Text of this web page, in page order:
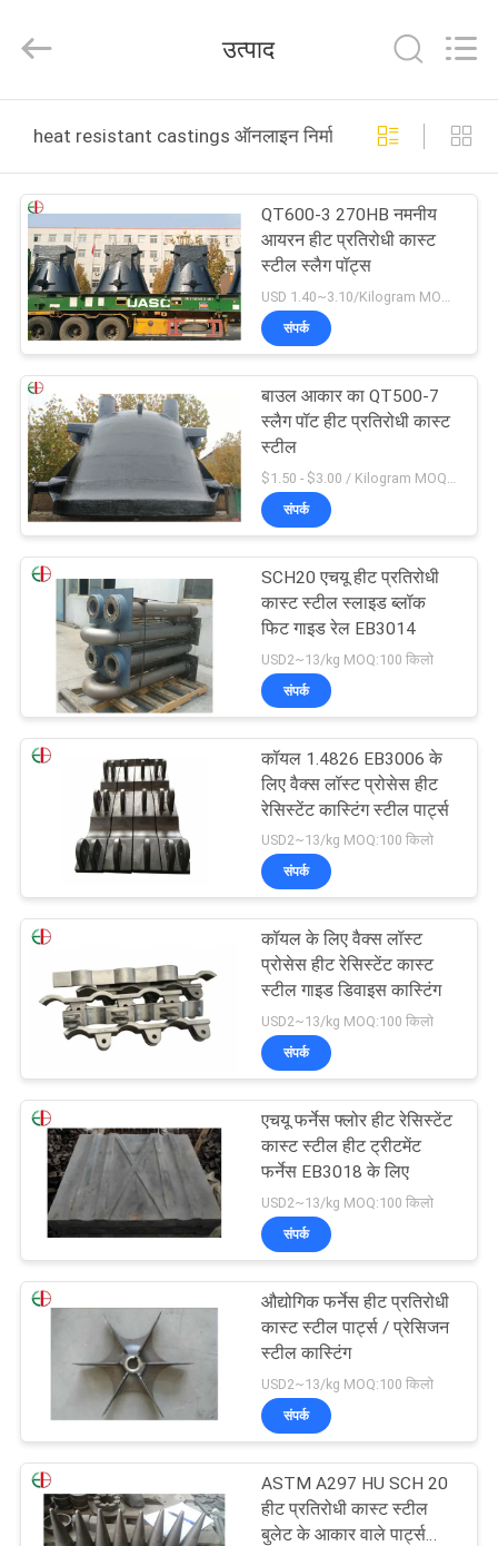
उत्पादों
वीडियो
हमारे
बारे
कारखाना
भ्रमण
गुणवत्ता
नियंत्रण
संपर्क
करें
एक
उद्धरण
विनती
साइटमैप
गोपनीयता
नीति
Casting
All
Reserved.
उत्पाद
heat resistant castings ऑनलाइन निर्माण
QT600-3 270HB नमनीय
आयरन हीट प्रतिरोधी कास्ट
स्टील स्लैग पॉट्स
USD 1.40~3.10/Kilogram MOQ:एक टुकड़ा
संपर्क
बाउल आकार का QT500-7
स्लैग पॉट हीट प्रतिरोधी कास्ट
स्टील
संपर्क
SCH20 एचयू हीट प्रतिरोधी
कास्ट स्टील स्लाइड ब्लॉक
फिट गाइड रेल EB3014
USD2~13/kg MOQ:100 किलो
संपर्क
कॉयल 1.4826 EB3006 के
लिए वैक्स लॉस्ट प्रोसेस हीट
रेसिस्टेंट कास्टिंग स्टील पार्ट्स
USD2~13/kg MOQ:100 किलो
संपर्क
कॉयल के लिए वैक्स लॉस्ट
प्रोसेस हीट रेसिस्टेंट कास्ट
स्टील गाइड डिवाइस कास्टिंग
USD2~13/kg MOQ:100 किलो
संपर्क
एचयू फर्नेस फ्लोर हीट रेसिस्टेंट
कास्ट स्टील हीट ट्रीटमेंट
फर्नेस EB3018 के लिए
USD2~13/kg MOQ:100 किलो
संपर्क
औद्योगिक फर्नेस हीट प्रतिरोधी
कास्ट स्टील पार्ट्स / प्रेसिजन
स्टील कास्टिंग
USD2~13/kg MOQ:100 किलो
संपर्क
ASTM A297 HU SCH 20
हीट प्रतिरोधी कास्ट स्टील
बुलेट के आकार वाले पार्ट्स